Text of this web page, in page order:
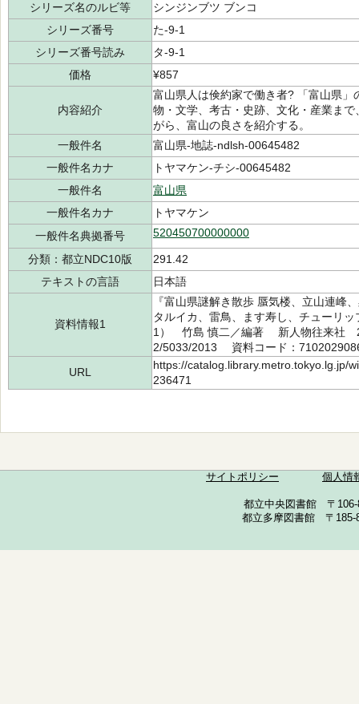
シリーズ名のルビ等
シンジンブツ ブンコ
シリーズ番号
た-9-1
シリーズ番号読み
タ-9-1
価格
¥857
内容紹介
富山県人は倹約家で働き者? 「富山県
物・文学、考古・史跡、文化・産業ま
がら、富山の良さを紹介する。
一般件名
富山県-地誌-ndlsh-00645482
一般件名カナ
トヤマケン-チシ-00645482
一般件名
富山県
一般件名カナ
トヤマケン
一般件名典拠番号
520450700000000
分類：都立NDC10版
291.42
テキストの言語
日本語
資料情報1
『富山県謎解き散歩 蜃気楼、立山連峰
タルイカ、雷鳥、ます寿し、チューリ
1） 竹島 慎二／編著 新人物往来社
2/5033/2013 資料コード：
URL
https://catalog.library.metro.tokyo.lg.jp/
236471
サイトポリシー 個人情
都立中央図書館 〒
都立多摩図書館 〒185-